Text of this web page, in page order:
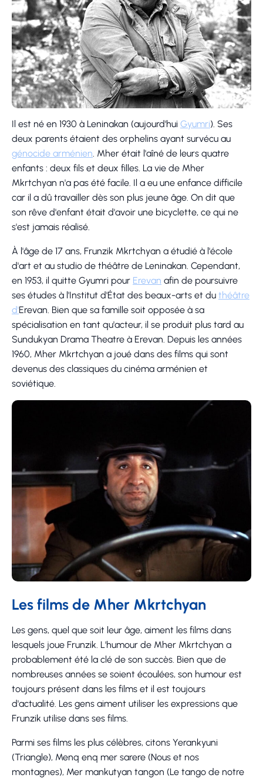
Il est né en 1930 à Leninakan (aujourd'hui Gyumri). Ses
deux parents étaient des orphelins ayant survécu au
génocide arménien . Mher était l'aîné de leurs quatre
enfants : deux fils et deux filles. La vie de Mher
Mkrtchyan n'a pas été facile. Il a eu une enfance difficile
car il a dû travailler dès son plus jeune âge. On dit que
son rêve d'enfant était d'avoir une bicyclette, ce qui ne
s'est jamais réalisé.
À l'âge de 17 ans, Frunzik Mkrtchyan a étudié à l'école
d'art et au studio de théâtre de Leninakan. Cependant,
en 1953, il quitte Gyumri pour Erevan afin de poursuivre
ses études à l'Institut d'État des beaux-arts et du théâtre
d'Erevan. Bien que sa famille soit opposée à sa
spécialisation en tant qu'acteur, il se produit plus tard au
Sundukyan Drama Theatre à Erevan. Depuis les années
1960, Mher Mkrtchyan a joué dans des films qui sont
devenus des classiques du cinéma arménien et
soviétique.
Les films de Mher Mkrtchyan
Les gens, quel que soit leur âge, aiment les films dans
lesquels joue Frunzik. L'humour de Mher Mkrtchyan a
probablement été la clé de son succès. Bien que de
nombreuses années se soient écoulées, son humour est
toujours présent dans les films et il est toujours
d'actualité. Les gens aiment utiliser les expressions que
Frunzik utilise dans ses films.
Parmi ses films les plus célèbres, citons Yerankyuni
(Triangle), Menq enq mer sarere (Nous et nos
montagnes), Mer mankutyan tangon (Le tango de notre